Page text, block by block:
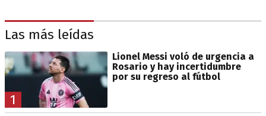
Las más leídas
1
Lionel Messi voló de urgencia a
Rosario y hay incertidumbre
por su regreso al fútbol